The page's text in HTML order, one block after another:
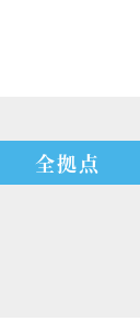
事務所紹介
事業部紹介
全拠点